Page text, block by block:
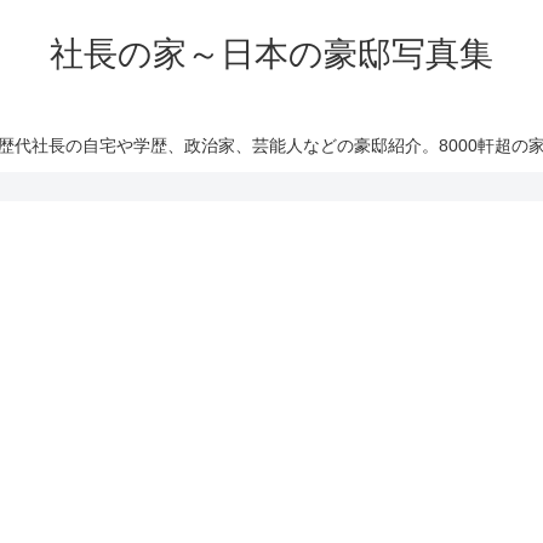
社長の家～日本の豪邸写真集
代社長の自宅や学歴、政治家、芸能人などの豪邸紹介。8000軒超の家